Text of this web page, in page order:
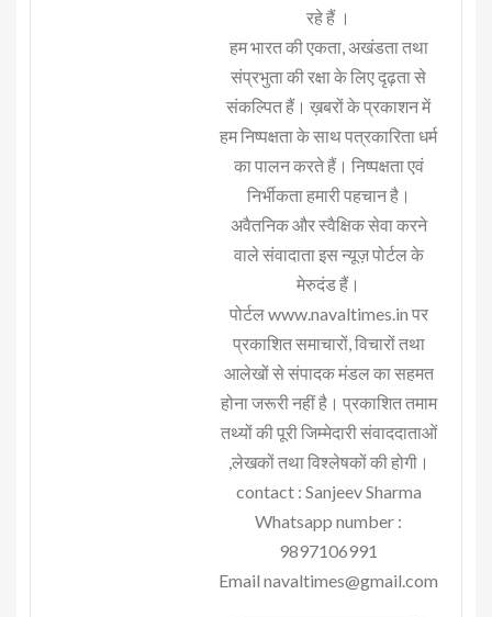
रहे हैं ।
हम भारत की एकता, अखंडता तथा
संप्रभुता की रक्षा के लिए दृढ़ता से
संकल्पित हैं। ख़बरों के प्रकाशन में
हम निष्पक्षता के साथ पत्रकारिता धर्म
का पालन करते हैं। निष्पक्षता एवं
निर्भीकता हमारी पहचान है।
अवैतनिक और स्वैक्षिक सेवा करने
वाले संवादाता इस न्यूज़ पोर्टल के
मेरुदंड हैं।
पोर्टल www.navaltimes.in पर
प्रकाशित समाचारों, विचारों तथा
आलेखों से संपादक मंडल का सहमत
होना जरूरी नहीं है। प्रकाशित तमाम
तथ्यों की पूरी जिम्मेदारी संवाददाताओं
,लेखकों तथा विश्लेषकों की होगी।
contact : Sanjeev Sharma
Whatsapp number :
9897106991
Email navaltimes@gmail.com